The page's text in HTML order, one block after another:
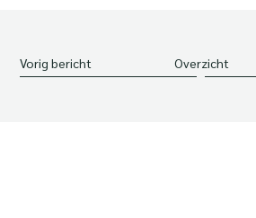
Vorig bericht Overzicht